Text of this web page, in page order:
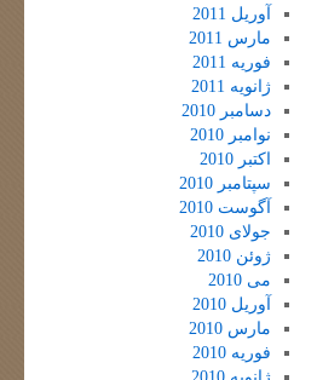
آوریل 2011
مارس 2011
فوریه 2011
ژانویه 2011
دسامبر 2010
نوامبر 2010
اکتبر 2010
سپتامبر 2010
آگوست 2010
جولای 2010
ژوئن 2010
می 2010
آوریل 2010
مارس 2010
فوریه 2010